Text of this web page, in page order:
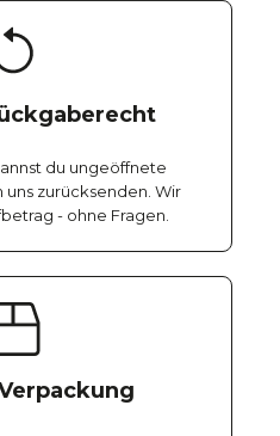
du ungeöffnete
zurücksenden. Wir
- ohne Fragen.